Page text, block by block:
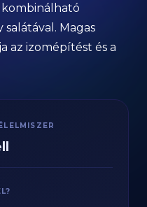
Magas
az izomépítést és a